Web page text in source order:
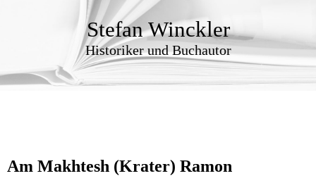
Stefan Winckler
Historiker und Buchautor
Am Makhtesh (Krater) Ramon